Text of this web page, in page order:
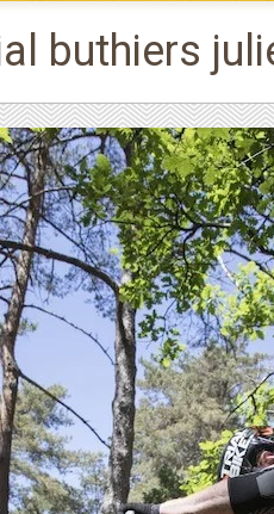
buthiers